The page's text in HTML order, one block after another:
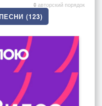
авторский порядок
(123)